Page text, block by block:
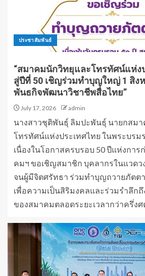
ประชาสัมพันธ์
“สมาคมนักวิทยุและโทรทัศน์แห่ง
สู่ปีที่ 50 เชิญร่วมทำบุญใหญ่ 1 สิง
พันธกิจพัฒนาวิชาชีพสื่อไทย”
July 17, 2026 admin
นางสาวชุติพันธุ์ ลิมปะพันธุ์ นายกสม
โทรทัศน์แห่งประเทศไทย ในพระบรม
เนื่องในโอกาสครบรอบ 50 ปีแห่งกา
คมฯ ขอเชิญสมาชิก บุคลากรในแวด
จนผู้มีจิตศรัทธา ร่วมทำบุญถวายภัตต
เพื่อความเป็นสิริมงคลและร่วมรำลึกถึ
ของสมาคมตลอดระยะเวลากว่าครึ่งศ